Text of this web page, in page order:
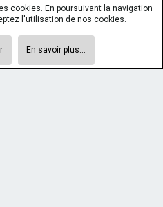
cookies. En poursuivant la navigation
l'utilisation de nos cookies.
En savoir plus…